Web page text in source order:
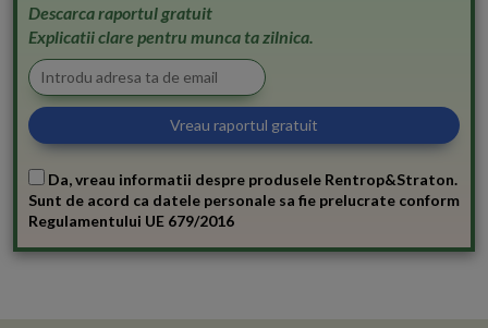
Descarca raportul gratuit
Explicatii clare pentru munca ta zilnica.
Da, vreau informatii despre produsele Rentrop&Straton.
Sunt de acord ca datele personale sa fie prelucrate conform
Regulamentului UE 679/2016